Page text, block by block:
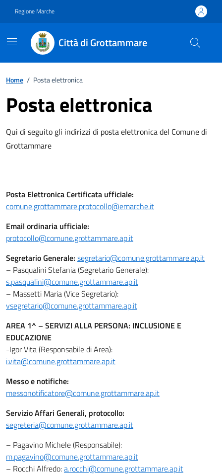
Regione Marche
Città di Grottammare
Home / Posta elettronica
Posta elettronica
Qui di seguito gli indirizzi di posta elettronica del Comune di
Grottammare
Posta Elettronica Certificata ufficiale:
comune.grottammare.protocollo@emarche.it
Email ordinaria ufficiale:
protocollo@comune.grottammare.ap.it
Segretario Generale: segretario@comune.grottammare.ap.it
– Pasqualini Stefania (Segretario Generale):
s.pasqualini@comune.grottammare.ap.it
– Massetti Maria (Vice Segretario):
vsegretario@comune.grottammare.ap.it
AREA 1^ – SERVIZI ALLA PERSONA: INCLUSIONE E
EDUCAZIONE
-Igor Vita (Responsabile di Area):
i.vita@comune.grottammare.ap.it
Messo e notifiche:
messonotificatore@comune.grottammare.ap.it
Servizio Affari Generali, protocollo:
segreteria@comune.grottammare.ap.it
– Pagavino Michele (Responsabile):
m.pagavino@comune.grottammare.ap.it
– Rocchi Alfredo:a.rocchi@comune.grottammare.ap.it